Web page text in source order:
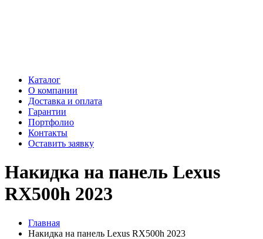
Каталог
О компании
Доставка и оплата
Гарантии
Портфолио
Контакты
Оставить заявку
Накидка на панель Lexus
RX500h 2023
Главная
Накидка на панель Lexus RX500h 2023